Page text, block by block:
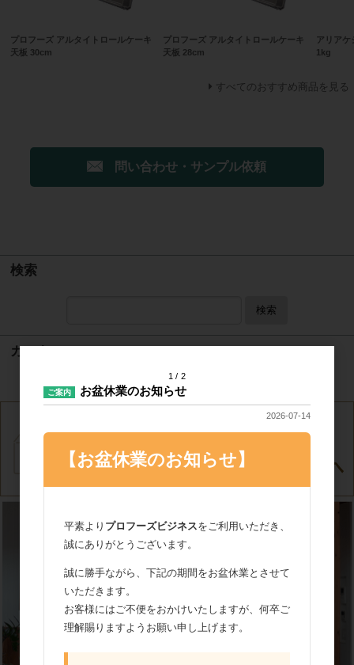
プロフーズ アルタイトロールケーキ
天板 30cm
プロフーズ アルタイトロールケーキ
天板 28cm
アリアケ
1kg
すべてのおすすめ商品を見る
問い合わせ・サンプル依頼
検索
検索
カート
カートは空です
1 2
ご案内 お盆休業のお知らせ
2026-07-14
【お盆休業のお知らせ】
平素より プロフーズビジネスをご利用いただき、
誠にありがとうございます。
誠に勝手ながら、下記の期間をお盆休業とさせて
いただきます。
お客様にはご不便をおかけいたしますが、何卒ご
理解賜りますようお願い申し上げます。